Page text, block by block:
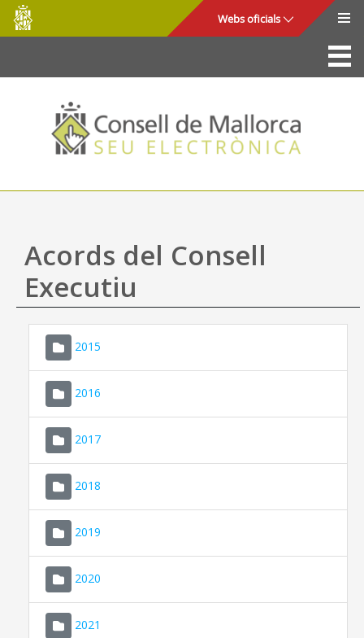
Salta al contingut principal
Consell
de
Mallorca
Webs oficials
La Seu
Consell de Mallorca
Accés i seguretat
Utilitats
Ajuda
Acords del Consell
Executiu
2015
2016
2017
2018
2019
2020
2021